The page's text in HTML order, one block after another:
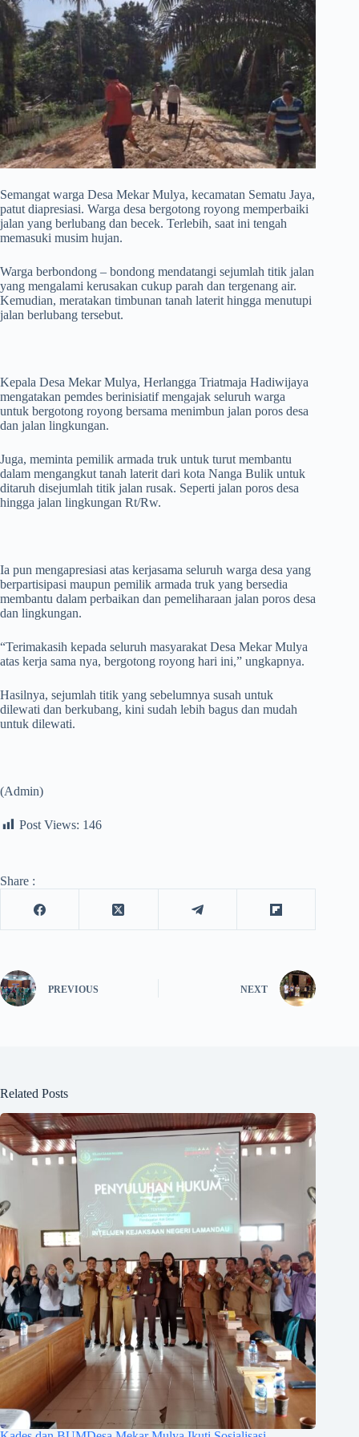
Semangat warga Desa Mekar Mulya, kecamatan Sematu Jaya,
patut diapresiasi. Warga desa bergotong royong memperbaiki
jalan yang berlubang dan becek. Terlebih, saat ini tengah
memasuki musim hujan.
Warga berbondong – bondong mendatangi sejumlah titik jalan
yang mengalami kerusakan cukup parah dan tergenang air.
Kemudian, meratakan timbunan tanah laterit hingga menutupi
jalan berlubang tersebut.
Kepala Desa Mekar Mulya, Herlangga Triatmaja Hadiwijaya
mengatakan pemdes berinisiatif mengajak seluruh warga
untuk bergotong royong bersama menimbun jalan poros desa
dan jalan lingkungan.
Juga, meminta pemilik armada truk untuk turut membantu
dalam mengangkut tanah laterit dari kota Nanga Bulik untuk
ditaruh disejumlah titik jalan rusak. Seperti jalan poros desa
hingga jalan lingkungan Rt/Rw.
Ia pun mengapresiasi atas kerjasama seluruh warga desa yang
berpartisipasi maupun pemilik armada truk yang bersedia
membantu dalam perbaikan dan pemeliharaan jalan poros desa
dan lingkungan.
“Terimakasih kepada seluruh masyarakat Desa Mekar Mulya
atas kerja sama nya, bergotong royong hari ini,” ungkapnya.
Hasilnya, sejumlah titik yang sebelumnya susah untuk
dilewati dan berkubang, kini sudah lebih bagus dan mudah
untuk dilewati.
(Admin)
Post Views: 146
Share :
PREVIOUS NEXT
Related Posts